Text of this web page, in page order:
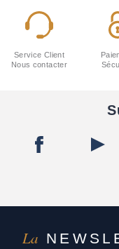
La
Service Client
Nous contacter